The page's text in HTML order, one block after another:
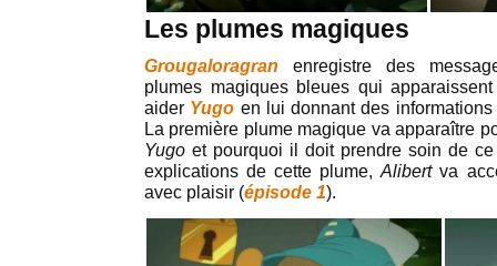
Les plumes magiques
Grougaloragran enregistre des
plumes magiques bleues qui
aider Yugo en lui donnant des
La première plume magique va apparaître
Yugo et pourquoi il doit prendre soin de
explications de cette plume,Alibertva
avec plaisir (épisode 1).